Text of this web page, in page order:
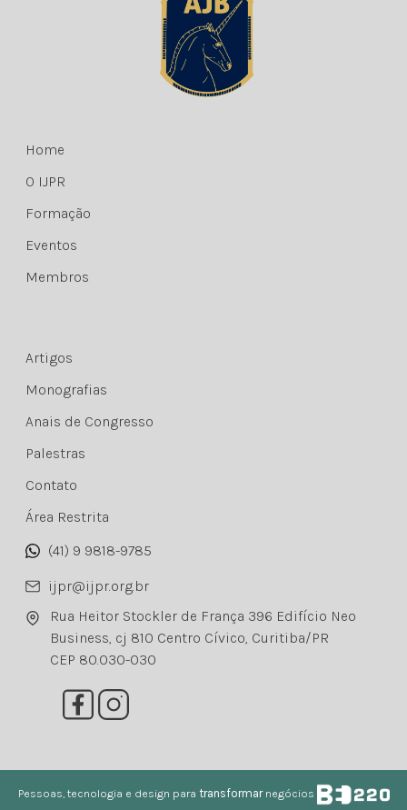
Home
O IJPR
Formação
Eventos
Membros
Artigos
Monografias
Anais de Congresso
Palestras
Contato
Área Restrita
(41) 9 9818-9785
ijpr@ijpr.org.br
Rua Heitor Stockler de França 396 Edifício Neo
Business, cj 810 Centro Cívico, Curitiba/PR
CEP 80.030-030
Pessoas, tecnologia e design para transformarnegócios